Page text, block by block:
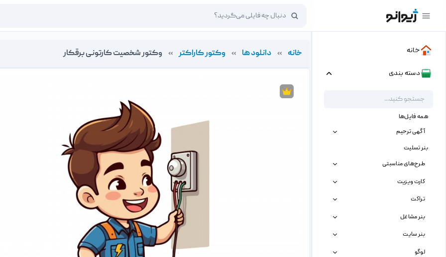
خانه
دسته بندی
همه فایل‌ها
آگهی ترحیم
بنر تسلیت
طرح‌های مناسبتی
کارت ویزیت
تراکت
بنر مشاغل
بنر سایت
لوگو
خانه » دانلود ها » وکتور کاراکتر » وکتور شخصیت کارتونی برقکار